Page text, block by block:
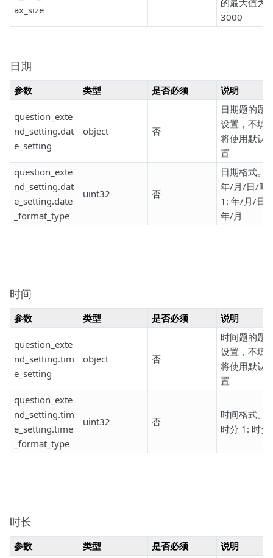
ax_size
的最大值为
3000
日期
参数 类型 是否必须 说明
question_exte
nd_setting.dat
e_setting
object 否
日期题的题
设置，不填
将使用默认
置
question_exte
nd_setting.dat
e_setting.date
_format_type
uint32 否
日期格式。
年/月/日/时
1: 年/月/日
年/月
时间
参数 类型 是否必须 说明
question_exte
nd_setting.tim
e_setting
object 否
时间题的题
设置，不填
将使用默认
置
question_exte
nd_setting.tim
e_setting.time
_format_type
uint32 否
时间格式。
时分 1: 时分
时长
参数 类型 是否必须 说明